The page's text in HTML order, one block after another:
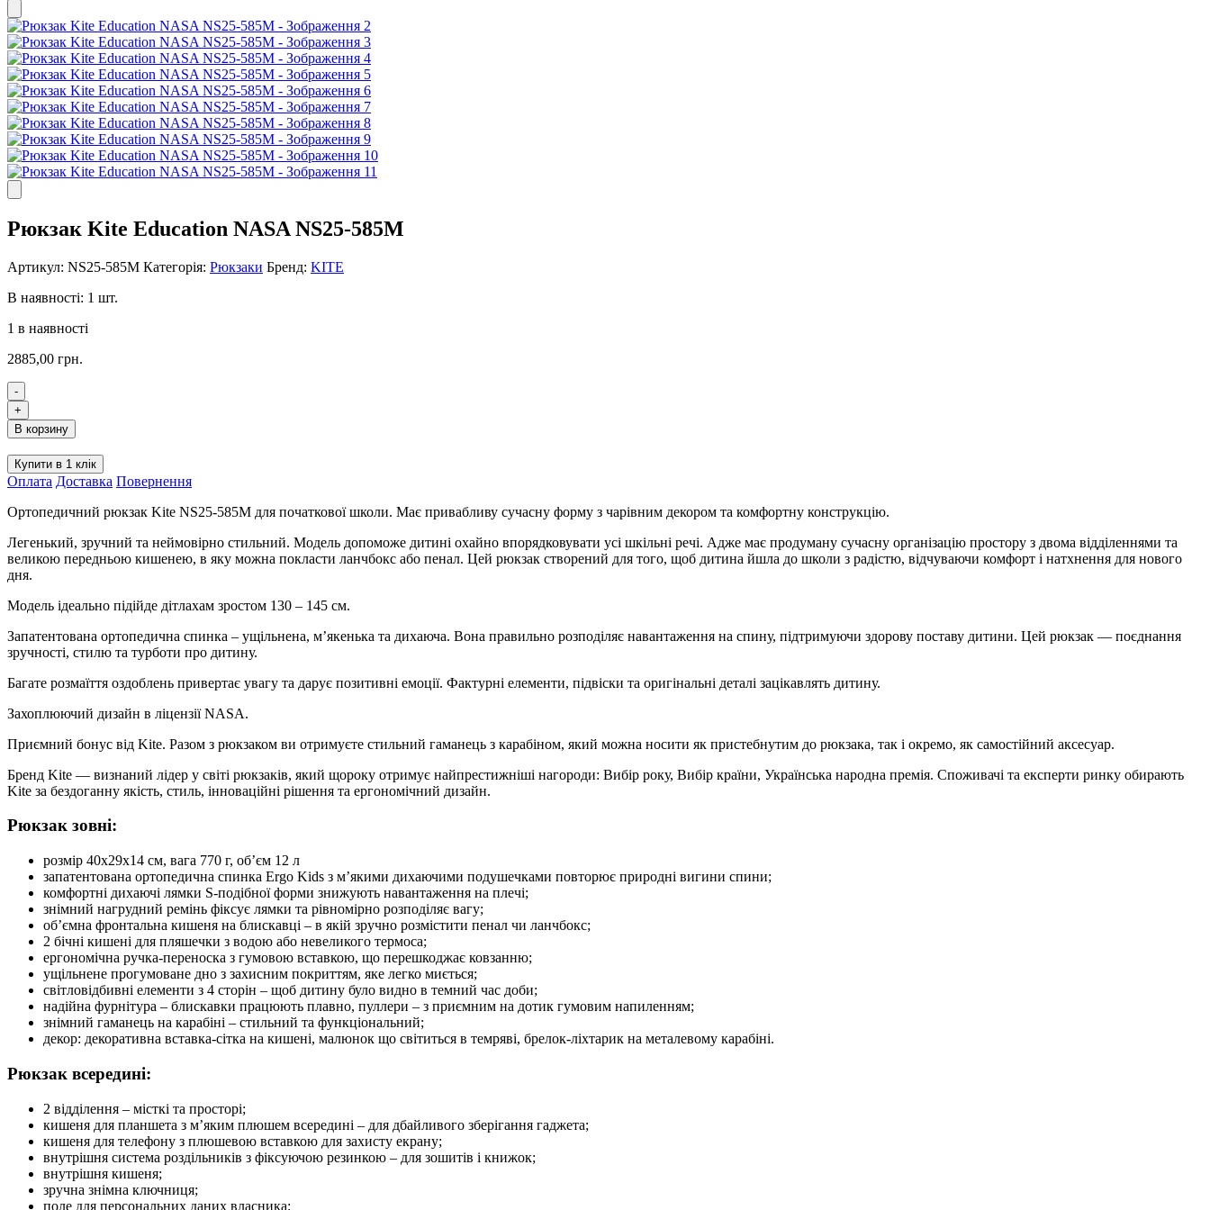
Рюкзак Kite Education NASA NS25-585M
Артикул: NS25-585M Категорія: Рюкзаки Бренд: KITE
В наявності: 1 шт.
1 в наявності
2885,00 грн.
-
Рюкзак
Kite
Education
NASA
NS25-
585M
кількість
+
В корзину
Купити в 1 клік
Оплата Доставка Повернення
Ортопедичний рюкзак Kite NS25-585M для початкової школи. Має привабливу сучасну форму з чарівним декором та комфортну конструкцію.
Легенький, зручний та неймовірно стильний. Модель допоможе дитині охайно впорядковувати усі шкільні речі. Адже має продуману сучасну організацію простору з двома відділеннями та
великою передньою кишенею, в яку можна покласти ланчбокс або пенал. Цей рюкзак створений для того, щоб дитина йшла до школи з радістю, відчуваючи комфорт і натхнення для нового
дня.
Модель ідеально підійде дітлахам зростом 130 – 145 см.
Запатентована ортопедична спинка – ущільнена, м’якенька та дихаюча. Вона правильно розподіляє навантаження на спину, підтримуючи здорову поставу дитини. Цей рюкзак — поєднання
зручності, стилю та турботи про дитину.
Багате розмаїття оздоблень привертає увагу та дарує позитивні емоції. Фактурні елементи, підвіски та оригінальні деталі зацікавлять дитину.
Захоплюючий дизайн в ліцензії NASA.
Приємний бонус від Kite. Разом з рюкзаком ви отримуєте стильний гаманець з карабіном, який можна носити як пристебнутим до рюкзака, так і окремо, як самостійний аксесуар.
Бренд Kite — визнаний лідер у світі рюкзаків, який щороку отримує найпрестижніші нагороди: Вибір року, Вибір країни, Українська народна премія. Споживачі та експерти ринку обирають
Kite за бездоганну якість, стиль, інноваційні рішення та ергономічний дизайн.
Рюкзак зовні:
розмір 40x29x14 см, вага 770 г, об’єм 12 л
запатентована ортопедична спинка Ergo Kids з м’якими дихаючими подушечками повторює природні вигини спини;
комфортні дихаючі лямки S-подібної форми знижують навантаження на плечі;
знімний нагрудний ремінь фіксує лямки та рівномірно розподіляє вагу;
об’ємна фронтальна кишеня на блискавці – в якій зручно розмістити пенал чи ланчбокс;
2 бічні кишені для пляшечки з водою або невеликого термоса;
ергономічна ручка-переноска з гумовою вставкою, що перешкоджає ковзанню;
ущільнене прогумоване дно з захисним покриттям, яке легко миється;
світловідбивні елементи з 4 сторін – щоб дитину було видно в темний час доби;
надійна фурнітура – блискавки працюють плавно, пуллери – з приємним на дотик гумовим напиленням;
знімний гаманець на карабіні – стильний та функціональний;
декор: декоративна вставка-сітка на кишені, малюнок що світиться в темряві, брелок-ліхтарик на металевому карабіні.
Рюкзак всередині:
2 відділення – місткі та просторі;
кишеня для планшета з м’яким плюшем всередині – для дбайливого зберігання гаджета;
кишеня для телефону з плюшевою вставкою для захисту екрану;
внутрішня система роздільників з фіксуючою резинкою – для зошитів і книжок;
внутрішня кишеня;
зручна знімна ключниця;
поле для персональних даних власника;